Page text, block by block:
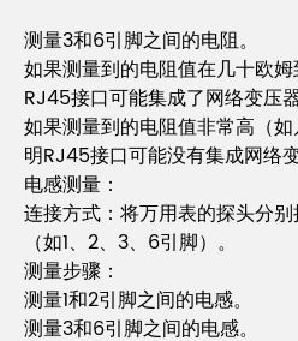
测量3和6引脚之间的电阻。
如果测量到的电阻值在几十欧
RJ45接口可能集成了网络变压器
如果测量到的电阻值非常高（
明RJ45接口可能没有集成网络变
电感测量：
连接方式：将万用表的探头分
（如1、2、3、6引脚）。
测量步骤：
测量1和2引脚之间的电感。
测量3和6引脚之间的电感。